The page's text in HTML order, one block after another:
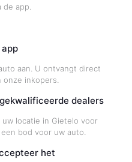
app.
aan. U ontvangt direct
inkopers.
dealers
locatie in Gietelo voor
bod voor uw auto.
het